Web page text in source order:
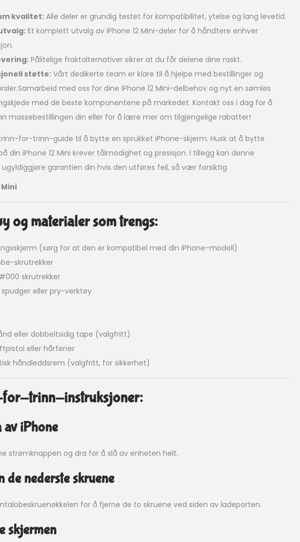
kvalitet: Alle deler er grundig testet for kompatibilitet, ytelse og lang levetid.
Et komplett utvalg av iPhone 12 Mini-deler for å håndtere enhver
Pålitelige fraktalternativer sikrer at du får delene dine raskt.
støtte: Vårt dedikerte team er klare til å hjelpe med bestillinger og
med oss ​​for dine iPhone 12 Mini-delbehov og nyt en sømløs
med de beste komponentene på markedet. Kontakt oss i dag for å
massebestillingen din eller for å lære mer om tilgjengelige rabatter!
for-trinn-guide til å bytte en sprukket iPhone-skjerm. Husk at å bytte
din iPhone 12 Mini krever tålmodighet og presisjon. I tillegg kan denne
ugyldiggjøre garantien din hvis den utføres feil, så vær forsiktig.
Mini
og materialer som trengs:
(sørg for at den er kompatibel med din iPhone-modell)
skrutrekker
skrutrekker
spudger eller pry-verktøy
eller dobbeltsidig tape (valgfritt)
eller hårføner
håndleddsrem (valgfritt, for sikkerhet)
trinn-instruksjoner:
av iPhone
strømknappen og dra for å slå av enheten helt.
de nederste skruene
for å fjerne de to skruene ved siden av ladeporten.
skjermen